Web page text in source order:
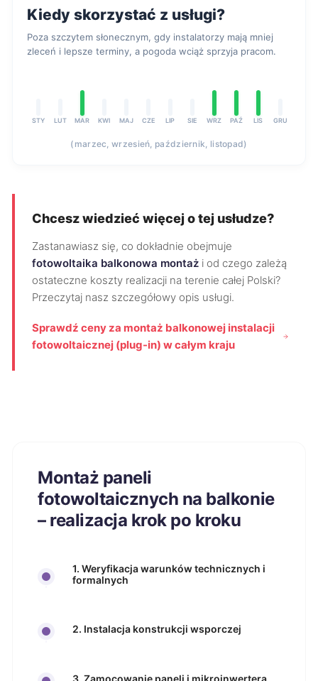
Kiedy skorzystać z usługi?
Poza szczytem słonecznym, gdy instalatorzy mają mniej
zleceń i lepsze terminy, a pogoda wciąż sprzyja pracom.
STY LUT MAR KWI MAJ CZE LIP SIE WRZ PAŹ LIS GRU
(marzec, wrzesień, październik, listopad)
Chcesz wiedzieć więcej o tej usłudze?
Zastanawiasz się, co dokładnie obejmuje
fotowoltaika balkonowa montaż i od czego zależą
ostateczne koszty realizacji na terenie całej Polski?
Przeczytaj nasz szczegółowy opis usługi.
Sprawdź ceny za montaż balkonowej instalacji
fotowoltaicznej (plug-in) w całym kraju
Montaż paneli
fotowoltaicznych na balkonie
– realizacja krok po kroku
1. Weryfikacja warunków technicznych i
formalnych
2. Instalacja konstrukcji wsporczej
3. Zamocowanie paneli i mikroinwertera